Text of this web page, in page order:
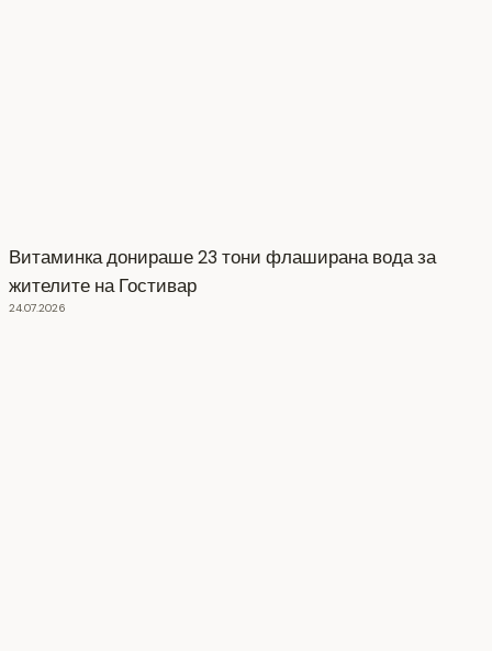
Витаминка донираше 23 тони флаширана вода за
жителите на Гостивар
24.07.2026